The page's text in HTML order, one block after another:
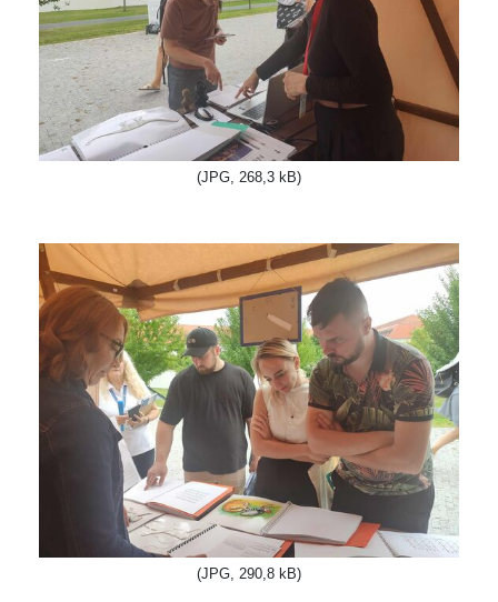
(JPG, 268,3 kB)
(JPG, 290,8 kB)